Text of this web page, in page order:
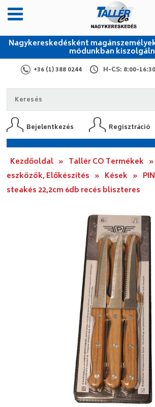
Nagykereskedésként
módunkban
+36 (1) 388 0244 H-CS: 8:00-
Bejelentkezés Regisztráció
Kezdőoldal » Tallér CO Termékek »
eszközök, Előkészítés » Kések »
steakés 22,2cm 6db recés